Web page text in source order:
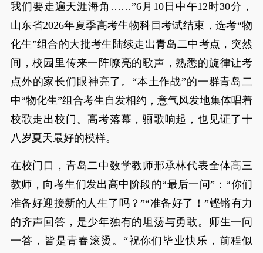
我们要走遍天涯海角……”6月10日中午12时30分，
山东省2026年夏季高考生物科目考试结束，选考“物
化生”组合的大批考生陆续走出青岛二中考点，突然
间，校园里传来一阵嘹亮的歌声，熟悉的旋律让考
点外的家长们眼神亮了。“本土作战”的一群青岛二
中“物化生”组合考生自发相约，意气风发地集体唱着
校歌走出校门。高考落幕，骊歌响起，也见证了十
八岁夏天最好的模样。
在校门口，青岛二中数学教师邢承林代表全体高三
教师，向考生们发出高中阶段的“最后一问”：“你们
准备好迎接新的人生了吗？”“准备好了！”铿锵有力
的齐声回答，是少年独有的坦荡与勇敢。师生一问
一答，皆是青春滚烫。“祝你们毕业快乐，前程似